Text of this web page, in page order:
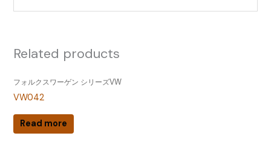
Related products
フォルクスワーゲン シリーズVW
VW042
Read more